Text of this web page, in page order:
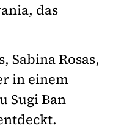
das
Sabina Rosas,
in einem
Sugi Ban